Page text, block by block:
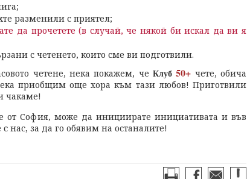
разменили с приятел;
да прочетете (в случай, че някой би искал да ви я
с четенето, които сме ви подготвили.
четене, нека покажем, че Клуб50+ чете, обича
приобщим още хора към тази любов! Приготвили
чакаме!
от София, може да инициирате инициативата и във
нас, за да го обявим на останалите!